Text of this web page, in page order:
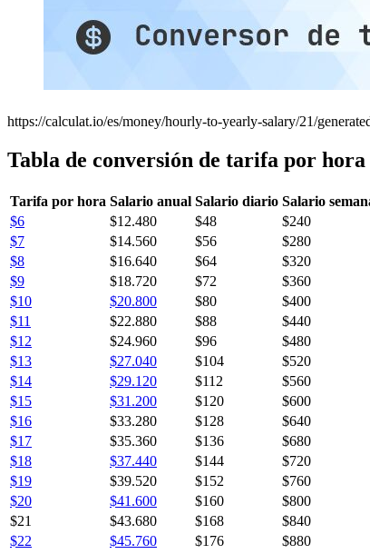
https://calculat.io/es/money/hourly-to-yearly-salary/21/
Tabla de conversión de tarifa por hora
Tarifa por hora Salario anual Salario diario Salario
$6
$12.480 $48 $240
$7
$14.560 $56 $280
$8
$16.640 $64 $320
$9
$18.720 $72 $360
$10
$20.800 $80 $400
$11
$22.880 $88 $440
$12
$24.960 $96 $480
$13
$27.040 $104 $520
$14
$29.120 $112 $560
$15
$31.200 $120 $600
$16
$33.280 $128 $640
$17
$35.360 $136 $680
$18
$37.440 $144 $720
$19
$39.520 $152 $760
$20
$41.600 $160 $800
$21
$43.680 $168 $840
$22
$45.760 $176 $880